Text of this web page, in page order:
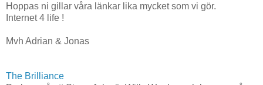
Hoppas ni gillar våra länkar lika mycket som vi gör.
Internet 4 life !
Mvh Adrian & Jonas
The Brilliance